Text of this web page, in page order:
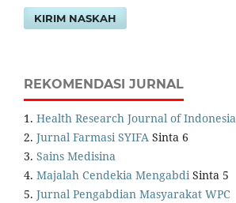
KIRIM NASKAH
REKOMENDASI JURNAL
1. Health Research Journal of Indonesia
2. Jurnal Farmasi SYIFA Sinta 6
3. Sains Medisina
4. Majalah Cendekia Mengabdi Sinta 5
5. Jurnal Pengabdian Masyarakat WPC